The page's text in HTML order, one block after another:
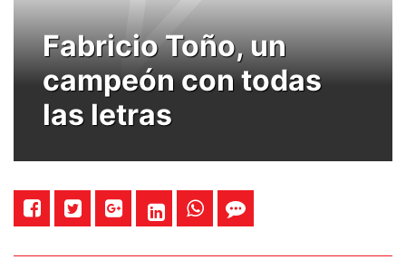
Fabricio Toño, un
campeón con todas
las letras